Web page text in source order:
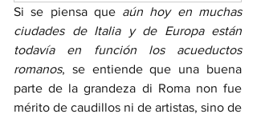
Si se piensa que aún hoy en muchas
ciudades de Italia y de Europa están
todavía en función los acueductos
romanos, se entiende que una buena
parte de la grandeza di Roma non fue
mérito de caudillos ni de artistas, sino de